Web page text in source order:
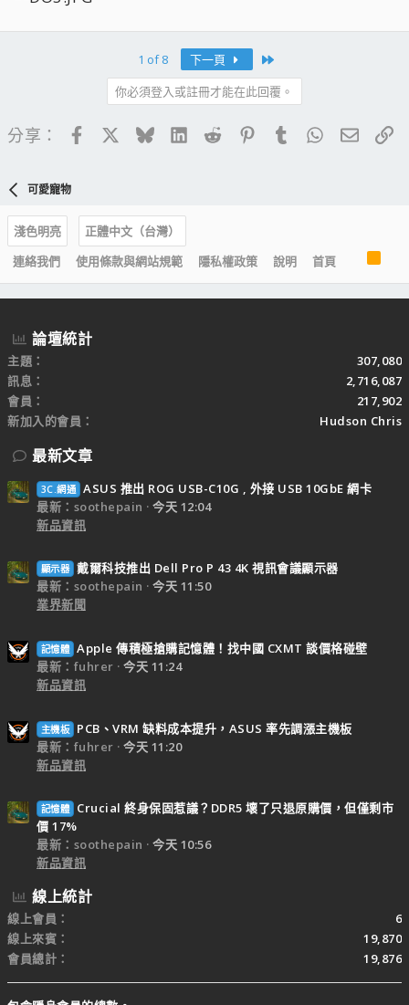
1 of 8 下一頁
你必須登入或註冊才能在此回覆。
分享： FacebookBlueskyLinkedIn
Reddit PinterestTumblrWhatsApp
電子
可愛寵物
淺色明亮
正體中文（台灣）
連絡我們
使用條款與網站規範 隱私權政策 說明 首頁
S
論壇統計
主題
307,080
訊息
2,716,087
會員
217,902
新加入的會員
Hudson Chris
最新文章
3C.網通 ASUS 推出 ROG USB-C10G , 外接 USB 10GbE 網卡
最新：soothepain
今天 12:04
新品資訊
顯示器 戴爾科技推出 Dell Pro P 43 4K 視訊會議顯示器
最新：soothepain
今天 11:50
業界新聞
記憶體 Apple 傳積極搶購記憶體！找中國 CXMT 談價格碰壁
最新：fuhrer
今天 11:24
新品資訊
主機板
PCB、VRM 缺料成本提升，ASUS 率先調漲主機板
最新：fuhrer
今天 11:20
新品資訊
記憶體
Crucial 終身保固惹議？DDR5 壞了只退原購價，但僅剩市
價 17%
最新：soothepain
今天 10:56
新品資訊
線上統計
線上會員
6
線上來賓
19,870
會員總計
19,876